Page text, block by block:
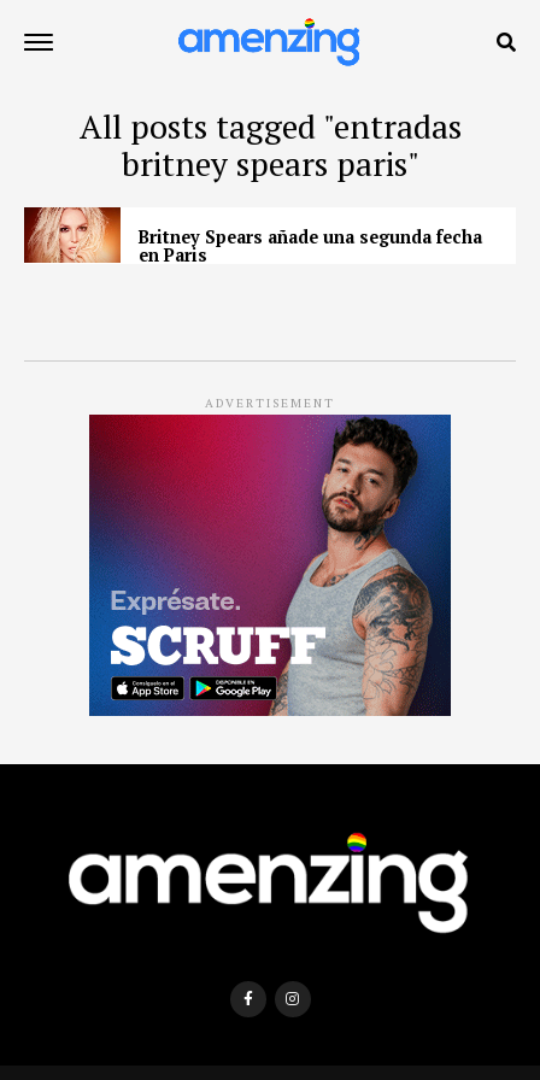
All posts tagged "entradas
britney spears paris"
Britney Spears añade una segunda fecha
en Paris
ADVERTISEMENT